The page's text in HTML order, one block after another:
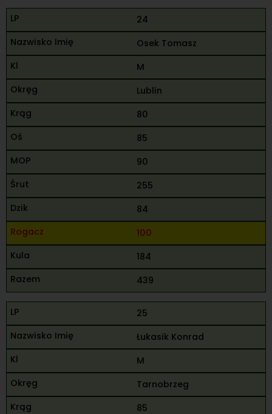
24
Osek Tomasz
M
Lublin
80
85
90
255
84
100
184
439
25
Łukasik Konrad
M
Tarnobrzeg
85